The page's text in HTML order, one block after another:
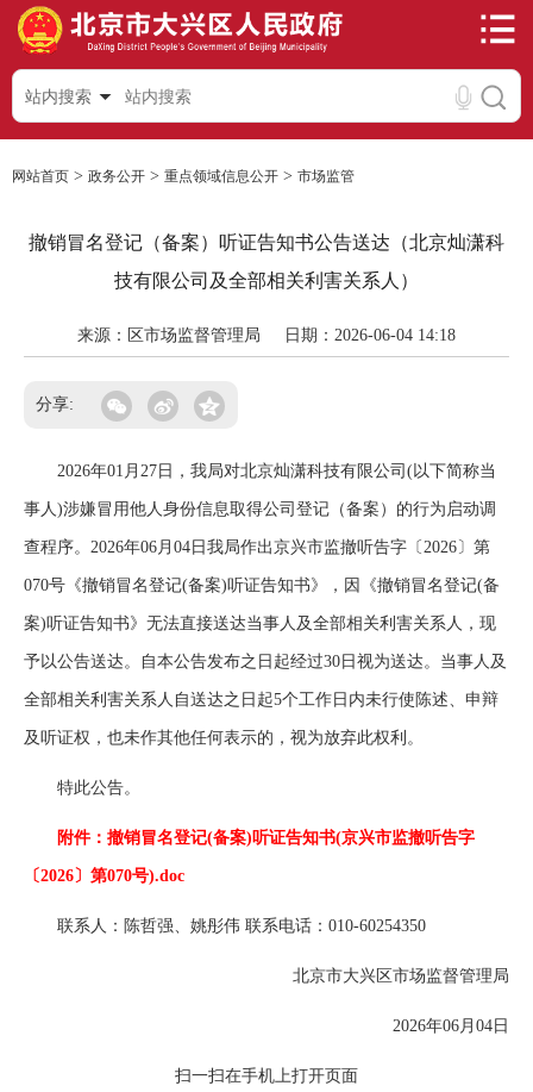
站内搜索
网站首页 > 政务公开 > 重点领域信息公开 > 市场监管
撤销冒名登记（备案）听证告知书公告送达（北京灿潇科
技有限公司及全部相关利害关系人）
来源：区市场监督管理局 日期：2026-06-04 14:18
分享:
2026年01月27日，我局对北京灿潇科技有限公司(以下简称当
事人)涉嫌冒用他人身份信息取得公司登记（备案）的行为启动调
查程序。2026年06月04日我局作出京兴市监撤听告字〔2026〕第
070号《撤销冒名登记(备案)听证告知书》，因《撤销冒名登记(备
案)听证告知书》无法直接送达当事人及全部相关利害关系人，现
予以公告送达。自本公告发布之日起经过30日视为送达。当事人及
全部相关利害关系人自送达之日起5个工作日内未行使陈述、申辩
及听证权，也未作其他任何表示的，视为放弃此权利。
特此公告。
附件：撤销冒名登记(备案)听证告知书(京兴市监撤听告字
〔2026〕第070号).doc
联系人：陈哲强、姚彤伟 联系电话：010-60254350
北京市大兴区市场监督管理局
2026年06月04日
扫一扫在手机上打开页面